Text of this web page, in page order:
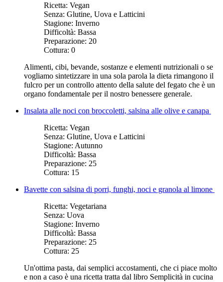
Ricetta: Vegan
Senza: Glutine, Uova e Latticini
Stagione: Inverno
Difficoltà: Bassa
Preparazione: 20
Cottura: 0
Alimenti, cibi, bevande, sostanze e elementi nutrizionali o se
vogliamo sintetizzare in una sola parola la dieta rimangono il
fulcro per un controllo attento della salute del fegato che è un
organo fondamentale per il nostro benessere generale.
Insalata alle noci con broccoletti, salsina alle olive e canapa
Ricetta: Vegan
Senza: Glutine, Uova e Latticini
Stagione: Autunno
Difficoltà: Bassa
Preparazione: 25
Cottura: 15
Bavette con salsina di porri, funghi, noci e granola al limone
Ricetta: Vegetariana
Senza: Uova
Stagione: Inverno
Difficoltà: Bassa
Preparazione: 25
Cottura: 25
Un'ottima pasta, dai semplici accostamenti, che ci piace molto
e non a caso è una ricetta tratta dal libro Semplicità in cucina